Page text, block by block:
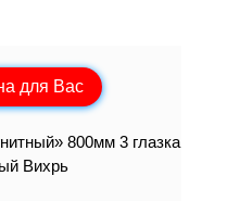
для Вас
800мм 3 глазка
Вихрь